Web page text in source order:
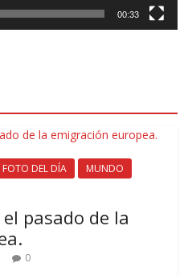
00:33
FOTO DEL DÍA
MUNDO
pasado de la
0